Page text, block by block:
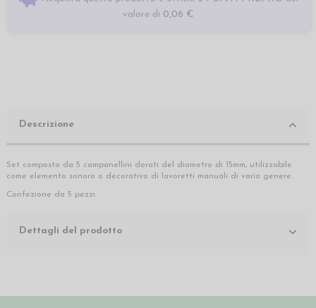
valore di 0,06 €
Descrizione
Set composto da 5 campanellini dorati del diametro di 15mm, utilizzabile
come elemento sonoro o decorativo di lavoretti manuali di vario genere.
Confezione da 5 pezzi.
Dettagli del prodotto